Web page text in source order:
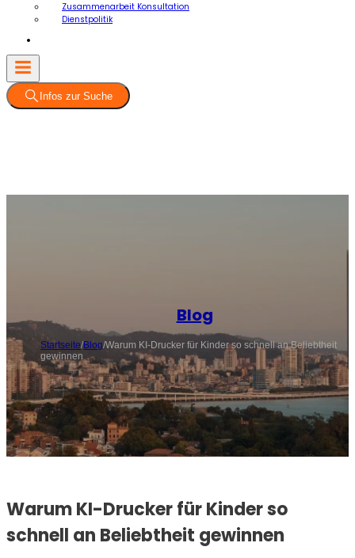
Zusammenarbeit Konsultation
Dienstpolitik
Infos zur Suche
Blog
Startseite/Blog/Warum KI-Drucker für Kinder so schnell an Beliebtheit
gewinnen
Warum KI-Drucker für Kinder so
schnell an Beliebtheit gewinnen